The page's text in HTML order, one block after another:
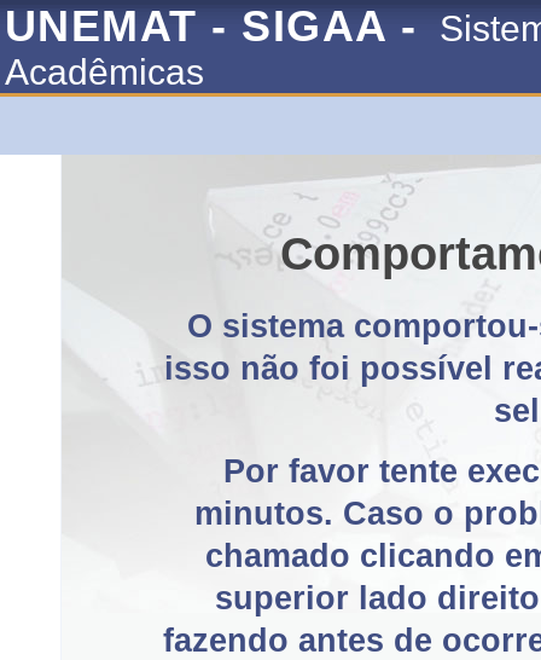
UNEMAT - SIGAA -
Acadêmicas
O sistema
isso não foi possível
Por favor tente
minutos. Caso o
chamado clicando
superior lado
fazendo antes de